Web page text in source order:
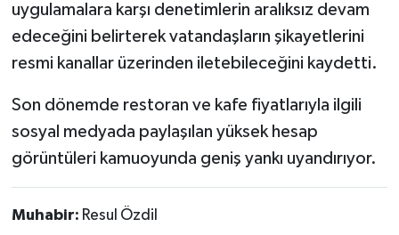
uygulamalara karşı denetimlerin aralıksız devam
edeceğini belirterek vatandaşların şikayetlerini
resmi kanallar üzerinden iletebileceğini kaydetti.
Son dönemde restoran ve kafe fiyatlarıyla ilgili
sosyal medyada paylaşılan yüksek hesap
görüntüleri kamuoyunda geniş yankı uyandırıyor.
Muhabir: Resul Özdil